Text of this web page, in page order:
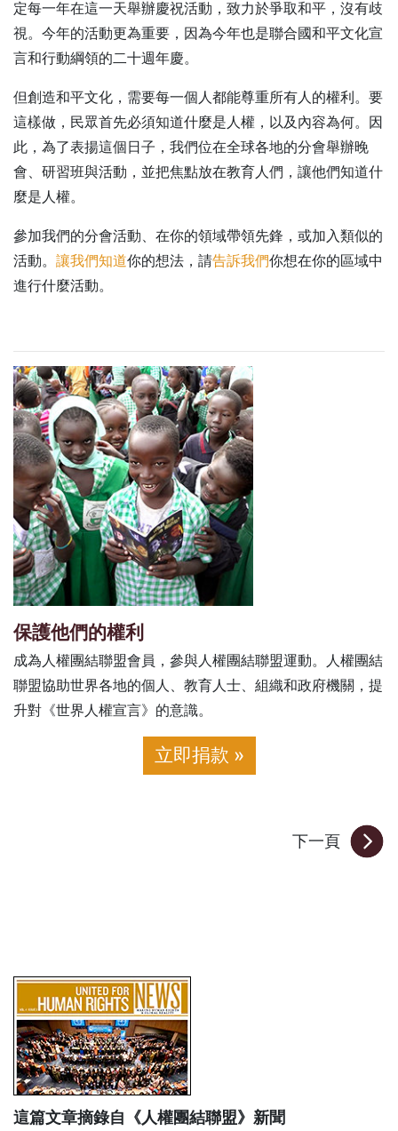
定每一年在這一天舉辦慶祝活動，致力於爭取和平，沒有歧
視。今年的活動更為重要，因為今年也是聯合國和平文化宣
言和行動綱領的二十週年慶。
但創造和平文化，需要每一個人都能尊重所有人的權利。要
這樣做，民眾首先必須知道什麼是人權，以及內容為何。因
此，為了表揚這個日子，我們位在全球各地的分會舉辦晚
會、研習班與活動，並把焦點放在教育人們，讓他們知道什
麼是人權。
參加我們的分會活動、在你的領域帶領先鋒，或加入類似的
活動。 讓我們知道你的想法，請告訴我們你想在你的區域中
進行什麼活動。
保護他們的權利
成為人權團結聯盟會員，參與人權團結聯盟運動。人權團結
聯盟協助世界各地的個人、教育人士、組織和政府機關，提
升對《世界人權宣言》的意識。
立即捐款 »
下一頁
這篇文章摘錄自《人權團結聯盟》新聞